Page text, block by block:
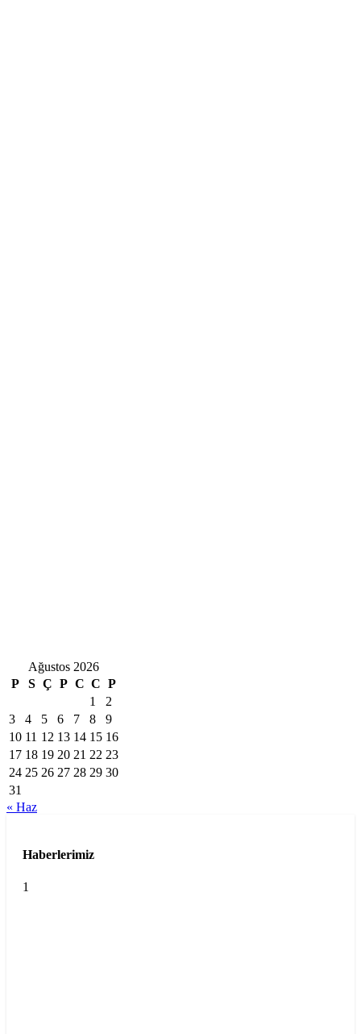
Ağustos 2026
P
S Ç P C C P
1
2
3
4 5 6 7 8
9
10 11 12 13 14 15 16
17 18 19 20 21 22 23
24 25 26 27 28 29 30
31
« Haz
Haberlerimiz
1